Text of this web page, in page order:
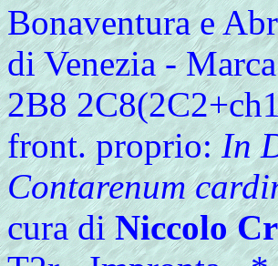
Bonaventura e
di Venezia -
2B8
front. proprio:In
Contarenum
cura diNiccolo